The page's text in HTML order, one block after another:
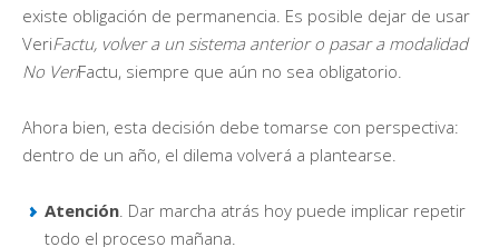
existe obligación de permanencia. Es posible dejar de usar
VeriFactu, volver a un sistema anterior o pasar a modalidad
No VeriFactu, siempre que aún no sea obligatorio.
Ahora bien, esta decisión debe tomarse con perspectiva:
dentro de un año, el dilema volverá a plantearse.
Atención . Dar marcha atrás hoy puede implicar repetir
todo el proceso mañana.